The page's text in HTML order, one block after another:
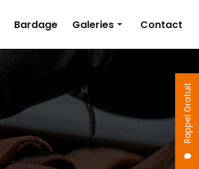
Rappel Gratuit
Bardage Galeries
Rénovation toiture
Bardage
Contact